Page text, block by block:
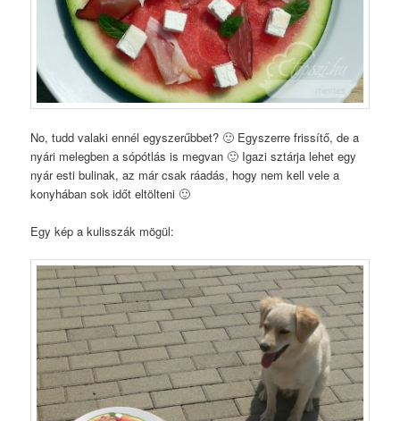
No, tudd valaki ennél egyszerűbbet? 🙂 Egyszerre frissítő, de a
nyári melegben a sópótlás is megvan 🙂 Igazi sztárja lehet egy
nyár esti bulinak, az már csak ráadás, hogy nem kell vele a
konyhában sok időt eltölteni 🙂
Egy kép a kulisszák mögül: